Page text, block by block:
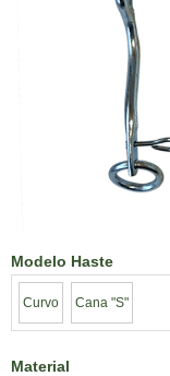
Modelo Haste
Curvo Cana "S"
Material